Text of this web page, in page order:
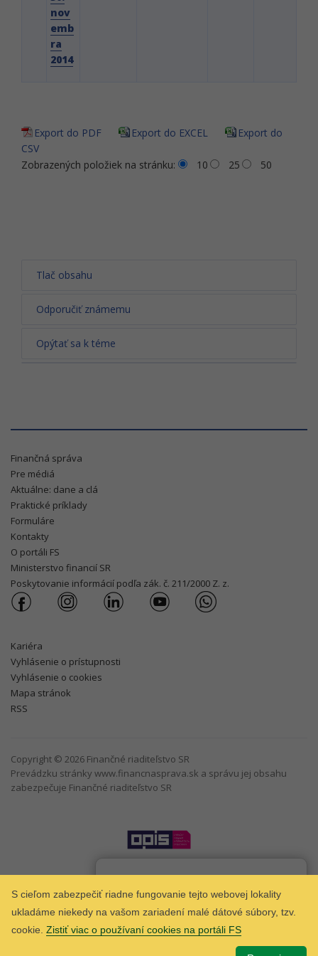
S cieľom zabezpečiť riadne fungovanie tejto webovej lokality
ukladáme niekedy na vašom zariadení malé dátové súbory, tzv.
cookie. Zistiť viac o používaní cookies na portáli FS
nov
emb
ra
2014
Export do PDF Export do EXCEL
Export do
CSV
Zobrazených položiek na stránku:
10 25 50
Tlač obsahu
Odporučiť známemu
Opýtať sa k téme
Finančná správa
Pre médiá
Aktuálne: dane a clá
Praktické príklady
Formuláre
Kontakty
O portáli FS
Ministerstvo financií SR
Poskytovanie informácií podľa zák. č. 211/2000 Z. z.
Kariéra
Vyhlásenie o prístupnosti
Vyhlásenie o cookies
Mapa stránok
RSS
Copyright © 2026 Finančné riaditeľstvo SR
Prevádzku stránky www.financnasprava.sk a správu jej obsahu
zabezpečuje Finančné riaditeľstvo SR